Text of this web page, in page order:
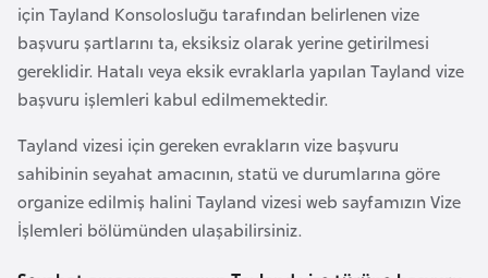
için Tayland Konsolosluğu tarafından belirlenen vize
başvuru şartlarını ta, eksiksiz olarak yerine getirilmesi
gereklidir. Hatalı veya eksik evraklarla yapılan Tayland vize
başvuru işlemleri kabul edilmemektedir.
Tayland vizesi için gereken evrakların vize başvuru
sahibinin seyahat amacının, statü ve durumlarına göre
organize edilmiş halini Tayland vizesi web sayfamızın Vize
İşlemleri bölümünden ulaşabilirsiniz.
Ç
a
d
Ç
e
k
C